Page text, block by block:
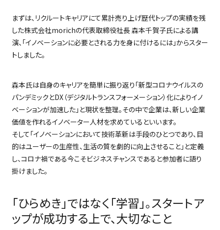
まずは、リクルートキャリアにて累計売り上げ歴代トップの実績を残
した株式会社morichの代表取締役社長 森本千賀子氏による講
演、「イノベーションに必要とされる力を身に付けるには」からスター
トしました。
森本氏は自身のキャリアを簡単に振り返り「新型コロナウイルスの
パンデミックとDX（デジタルトランスフォーメーション）化によりイノ
ベーションが加速した」と現状を整理。その中で企業は、新しい企業
価値を作れるイノベーター人材を求めているといいます。
そして「イノベーションにおいて技術革新は手段のひとつであり、目
的はユーザーの生産性、生活の質を劇的に向上させること」と定義
し、コロナ禍である今こそビジネスチャンスであると参加者に語り
掛けました。
「ひらめき」ではなく「学習」。スタートア
ップが成功する上で、大切なこと